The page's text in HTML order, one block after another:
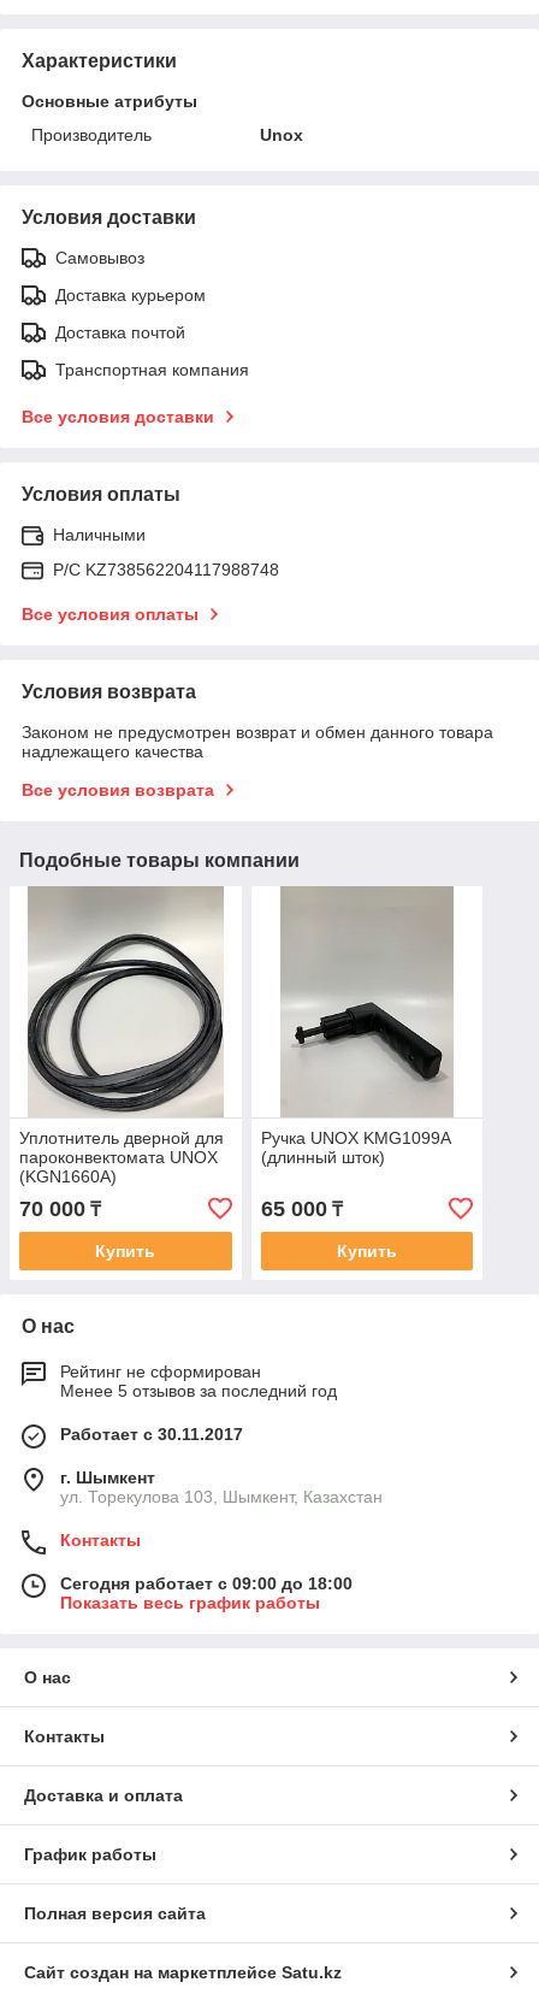
Характеристики
Основные атрибуты
Производитель
Unox
Условия доставки
Самовывоз
Доставка курьером
Доставка почтой
Транспортная компания
Все условия доставки
Условия оплаты
Наличными
Р/C KZ738562204117988748
Все условия оплаты
Условия возврата
Законом не предусмотрен возврат и обмен данного товара
надлежащего качества
Все условия возврата
Подобные товары компании
Уплотнитель дверной для
пароконвектомата UNOX
(KGN1660A)
70 000 ₸
Купить
Ручка UNOX KMG1099A
(длинный шток)
65 000₸
Купить
О нас
Рейтинг не сформирован
Менее 5 отзывов за последний год
Работает с 30.11.2017
г. Шымкент
ул. Торекулова 103, Шымкент, Казахстан
Контакты
Сегодня работает с 09:00 до 18:00
Показать весь график работы
О нас
Контакты
Доставка и оплата
График работы
Полная версия сайта
Сайт создан на маркетплейсе Satu.kz